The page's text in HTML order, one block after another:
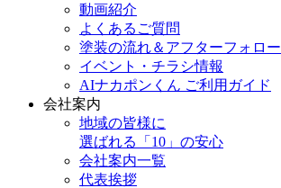
動画紹介
よくあるご質問
塗装の流れ＆アフターフォロー
イベント・チラシ情報
AIナカポンくん ご利用ガイド
会社案内
地域の皆様に
選ばれる「10」の安心
会社案内一覧
代表挨拶